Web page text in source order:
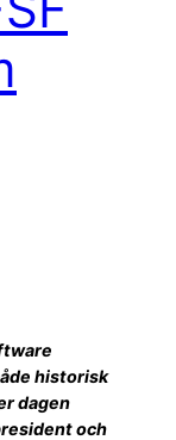
historisk
dagen
och